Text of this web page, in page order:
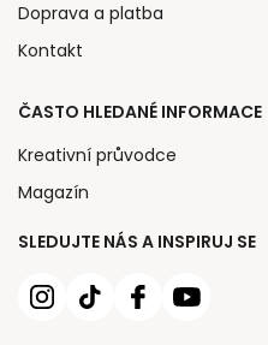
SLEDUJTE NÁS A INSPIRUJ SE
Doprava a platba
Kontakt
ČASTO HLEDANÉ INFORMACE
Kreativní průvodce
Magazín